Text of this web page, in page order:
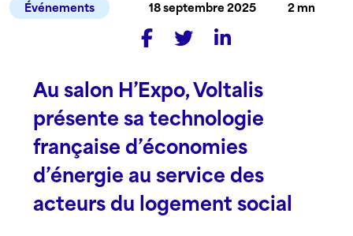
Type de contenu
Langue
Événements 18 septembre 2025 2 mn
Au salon H’Expo, Voltalis
présente sa technologie
française d’économies
d’énergie au service des
acteurs du logement social